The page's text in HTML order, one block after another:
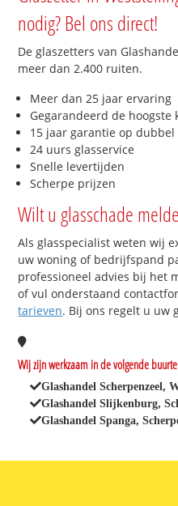
nodig? Bel ons direct!
De glaszetters van
meer dan 2.400 ruiten.
Meer dan 25 jaar ervaring
Gegarandeerd de hoogste
15 jaar garantie op
24 uurs glasservice
Snelle levertijden
Scherpe prijzen
Wilt u glasschade
Als glasspecialist weten wij
uw woning of bedrijfspand
professioneel advies bij het
of vul onderstaand
tarieven. Bij ons regelt u uw
Wij zijn werkzaam in de volgende
Glashandel Scherpenzeel,
Glashandel Slijkenburg,
Glashandel Spanga,